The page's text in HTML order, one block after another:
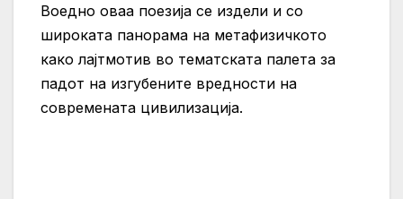
Воедно оваа поезија се издели и со
широката панорама на метафизичкото
како лајтмотив во тематската палета за
падот на изгубените вредности на
современата цивилизација.